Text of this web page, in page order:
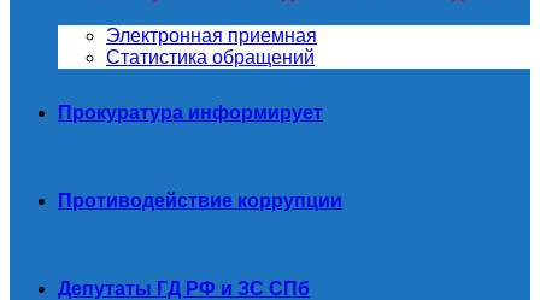
Электронная приемная
Статистика обращений
Прокуратура информирует
Противодействие коррупции
Депутаты ГД РФ и ЗС СПб